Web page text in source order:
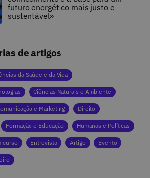
futuro energético mais justo e
sustentável»
de artigos
da Saúde e da Vida
Ciências Naturais e Ambiente
e Marketing Direito
Formação e Educação Humanas e Políticas
curso Entrevista Artigo Evento